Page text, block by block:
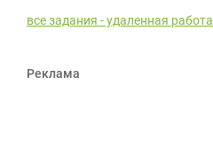
все задания - удаленная работа
Реклама